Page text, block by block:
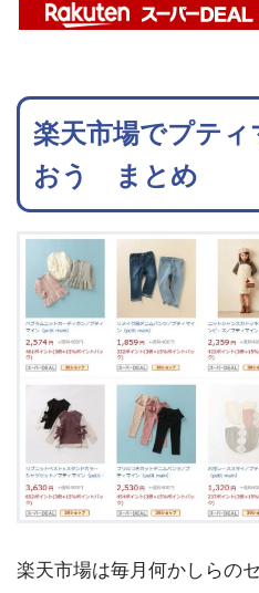
楽天市場でプテ
おう まとめ
楽天市場は毎月何かしらの